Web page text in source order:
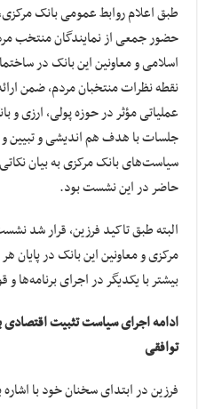
طبق اعلام روابط عمومی بانک
حضور جمعی از نمایندگان منتخب
اسلامی و معاونین این بانک در
نقطه نظرات منتخبان مردم، ضمن
عملیاتی مؤثر در حوزه پولی، ارزی و
جلسات با هدف هم اندیشی و تبیین و
سیاست‌های بانک مرکزی به بیان
حاضر در این نشست بود.
البته طبق تاکید فرزین، قرار شد
مرکزی و معاونین این بانک در
بیشتر با یکدیگر در اجرای برنامه‌ها و
ادامه اجرای سیاست تثبیت اقتصادی
توافقی
فرزین در ابتدای سخنان خود با